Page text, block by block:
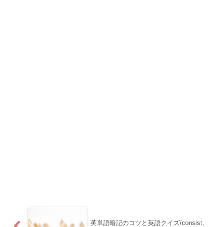
英単語暗記のコツと英語クイズ/consist,